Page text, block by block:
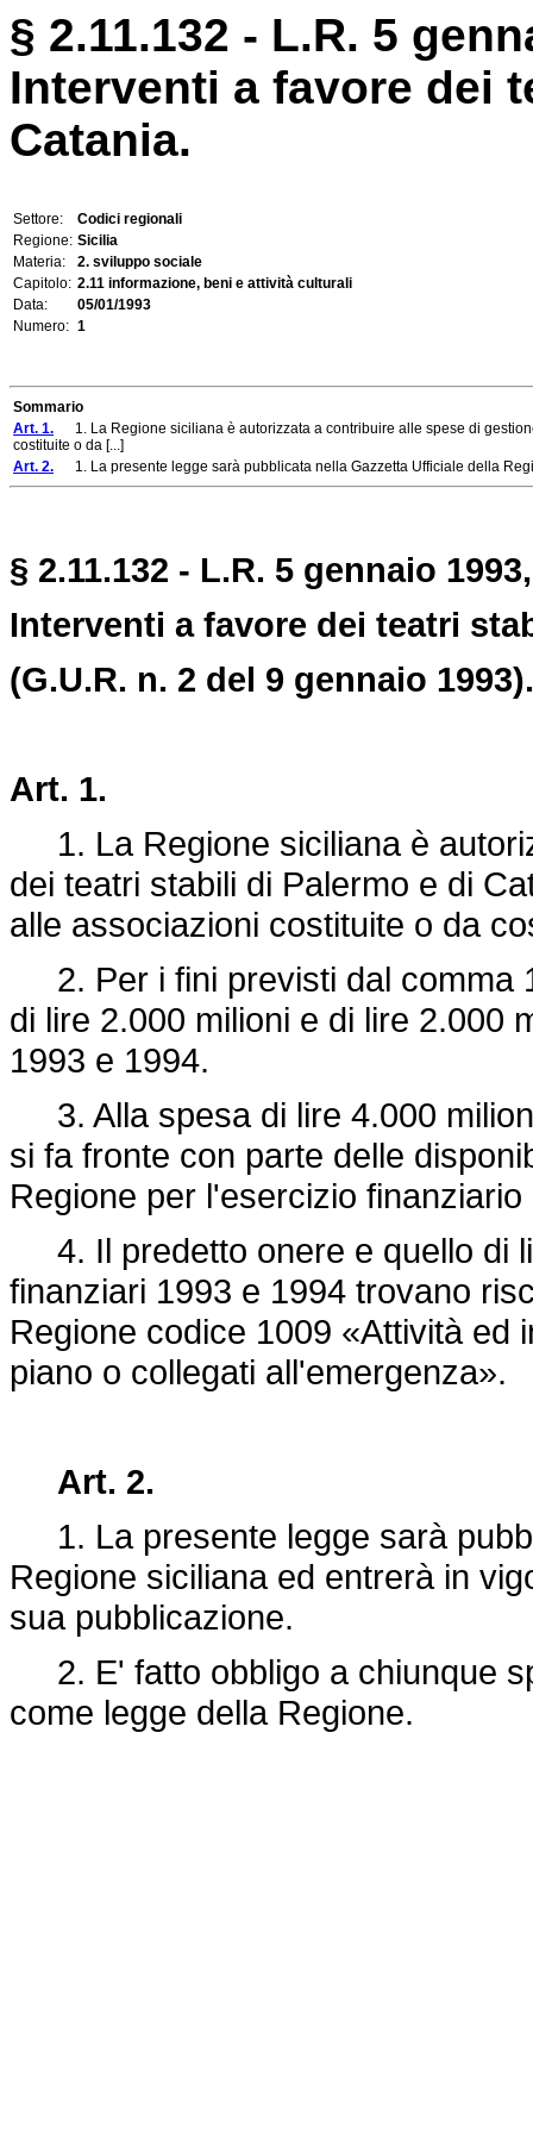
§ 2.11.132 - L.R. 5
Interventi a favore dei
Catania.
Settore:
Codici regionali
Regione: Sicilia
Materia:
2. sviluppo sociale
Capitolo: 2.11 informazione, beni e attività culturali
Data:
05/01/1993
Numero: 1
Sommario
Art. 1. 1. La Regione siciliana è autorizzata a contribuire alle spese di
costituite o da [...]
Art. 2. 1. La presente legge sarà pubblicata nella Gazzetta Ufficiale della
§ 2.11.132 - L.R. 5 gennaio
Interventi a favore dei teatri
(G.U.R. n. 2 del 9 gennaio 1993).
Art. 1.
1. La Regione siciliana è
dei teatri stabili di Palermo e di
alle associazioni costituite o da
2. Per i fini previsti dal comma
di lire 2.000 milioni e di lire 2.000
1993 e 1994.
3. Alla spesa di lire 4.000
si fa fronte con parte delle
Regione per l'esercizio
4. Il predetto onere e quello di
finanziari 1993 e 1994 trovano
Regione codice 1009 «Attività ed
piano o collegati all'emergenza».
Art. 2.
1. La presente legge sarà
Regione siciliana ed entrerà in
sua pubblicazione.
2. E' fatto obbligo a chiunque
come legge della Regione.